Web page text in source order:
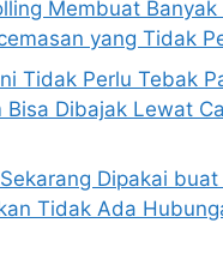
Membuat
yang Tidak
Tidak Perlu Tebak
Bisa Dibajak Lewat
Dipakai
Tidak Ada